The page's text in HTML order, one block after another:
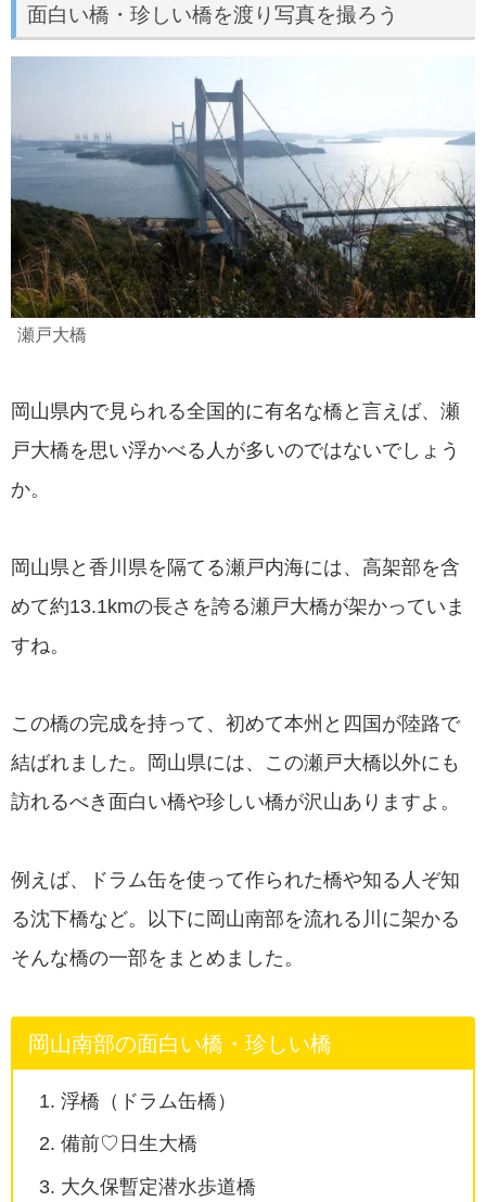
面白い橋・珍しい橋を渡り写真を撮ろう
瀬戸大橋
岡山県内で見られる全国的に有名な橋と言えば、瀬
戸大橋を思い浮かべる人が多いのではないでしょう
か。
岡山県と香川県を隔てる瀬戸内海には、高架部を含
めて約13.1kmの長さを誇る瀬戸大橋が架かっていま
すね。
この橋の完成を持って、初めて本州と四国が陸路で
結ばれました。岡山県には、この瀬戸大橋以外にも
訪れるべき面白い橋や珍しい橋が沢山ありますよ。
例えば、ドラム缶を使って作られた橋や知る人ぞ知
る沈下橋など。以下に岡山南部を流れる川に架かる
そんな橋の一部をまとめました。
岡山南部の面白い橋・珍しい橋
浮橋（ドラム缶橋）
備前♡日生大橋
大久保暫定潜水歩道橋